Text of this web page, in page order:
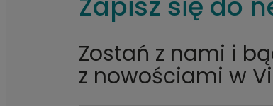
Zostań z nami i
z nowościami w